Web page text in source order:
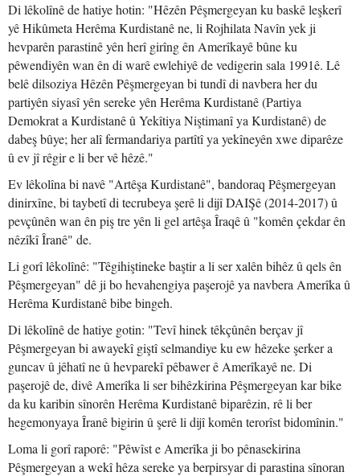
Di lêkolînê de hatiye hotin: "Hêzên Pêşmergeyan ku baskê leşkerî
yê Hikûmeta Herêma Kurdistanê ne, li Rojhilata Navîn yek ji
hevparên parastinê yên herî girîng ên Amerîkayê bûne ku
pêwendiyên wan ên di warê ewlehiyê de vedigerin sala 1991ê. Lê
belê dilsoziya Hêzên Pêşmergeyan bi tundî di navbera her du
partiyên siyasî yên sereke yên Herêma Kurdistanê (Partiya
Demokrat a Kurdistanê û Yekîtiya Niştimanî ya Kurdistanê) de
dabeş bûye; her alî fermandariya partîtî ya yekîneyên xwe diparêze
û ev jî rêgir e li ber vê hêzê."
Ev lêkolîna bi navê "Artêşa Kurdistanê", bandoraq Pêşmergeyan
dinirxîne, bi taybetî di tecrubeya şerê li dijî DAIŞê (2014-2017) û
pevçûnên wan ên piş tre yên li gel artêşa Îraqê û "komên çekdar ên
nêzîkî Îranê" de.
Li gorî lêkolînê: "Têgihiştineke baştir a li ser xalên bihêz û qels ên
Pêşmergeyan" dê ji bo hevahengiya paşerojê ya navbera Amerîka û
Herêma Kurdistanê bibe bingeh.
Di lêkolînê de hatiye gotin: "Tevî hinek têkçûnên berçav jî
Pêşmergeyan bi awayekî giştî selmandiye ku ew hêzeke şerker a
guncav û jêhatî ne û hevparekî pêbawer ê Amerîkayê ne. Di
paşerojê de, divê Amerîka li ser bihêzkirina Pêşmergeyan kar bike
da ku karibin sînorên Herêma Kurdistanê biparêzin, rê li ber
hegemonyaya Îranê bigirin û şerê li dijî komên terorîst bidomînin."
Loma li gorî raporê: "Pêwîst e Amerîka ji bo pênasekirina
Pêşmergeyan a wekî hêza sereke ya berpirsyar di parastina sînoran